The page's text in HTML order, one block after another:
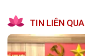
TIN LIÊN